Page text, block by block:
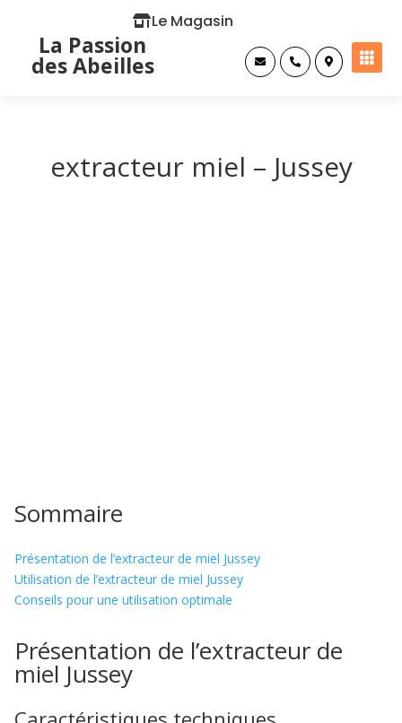
Le Magasin
La Passion
des Abeilles    
extracteur miel – Jussey
Sommaire
Présentation de l’extracteur de miel Jussey
Utilisation de l’extracteur de miel Jussey
Conseils pour une utilisation optimale
Présentation de l’extracteur de
miel Jussey